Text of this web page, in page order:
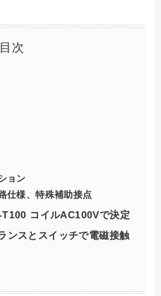
目次
ョン
仕様、特殊補助接点
コイルAC100Vで決定
ンスとスイッチで電磁接触